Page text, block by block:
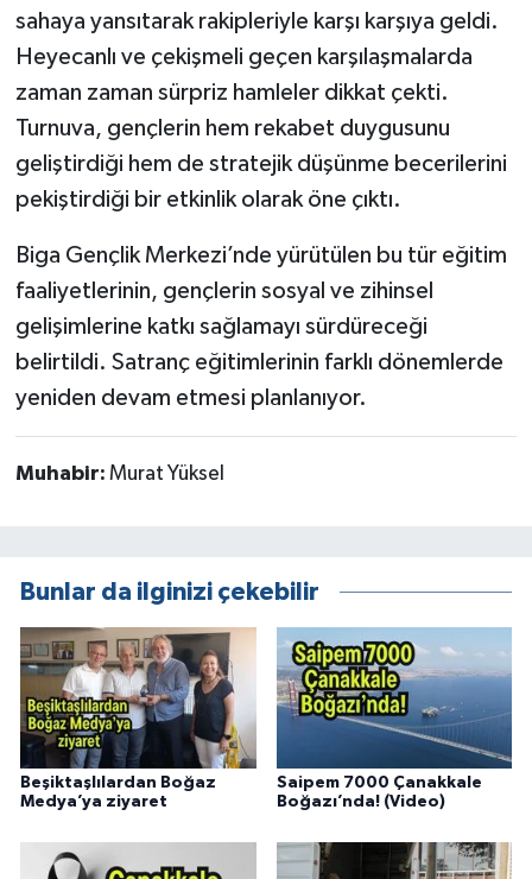
sahaya yansıtarak rakipleriyle karşı karşıya geldi.
Heyecanlı ve çekişmeli geçen karşılaşmalarda
zaman zaman sürpriz hamleler dikkat çekti.
Turnuva, gençlerin hem rekabet duygusunu
geliştirdiği hem de stratejik düşünme becerilerini
pekiştirdiği bir etkinlik olarak öne çıktı.
Biga Gençlik Merkezi’nde yürütülen bu tür eğitim
faaliyetlerinin, gençlerin sosyal ve zihinsel
gelişimlerine katkı sağlamayı sürdüreceği
belirtildi. Satranç eğitimlerinin farklı dönemlerde
yeniden devam etmesi planlanıyor.
Muhabir: Murat Yüksel
Bunlar da ilginizi çekebilir
Beşiktaşlılardan Boğaz
Medya’ya ziyaret
Saipem 7000 Çanakkale
Boğazı’nda! (Video)